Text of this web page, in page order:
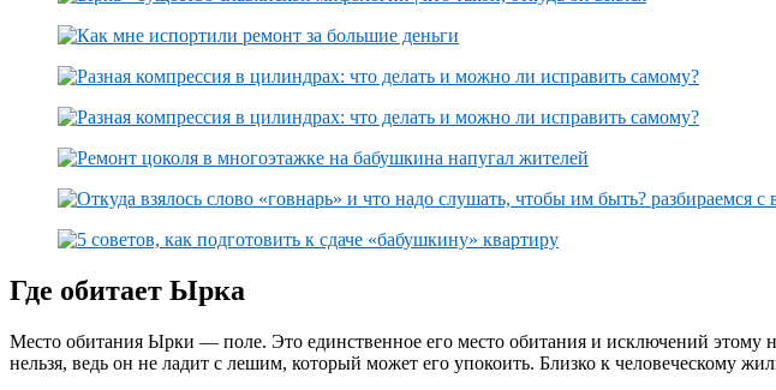
Где обитает Ырка
Место обитания Ырки — поле. Это единственное его место обитания и исключений этому
нельзя, ведь он не ладит с лешим, который может его упокоить. Близко к человеческому